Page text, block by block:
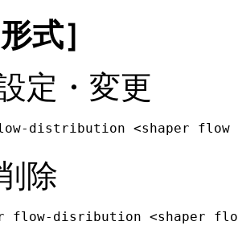
式］
定・変更
distribution <shaper
除
flow-disribution <shaper